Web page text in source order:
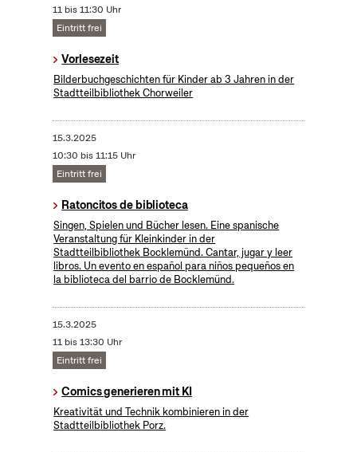
11 bis 11:30 Uhr
Eintritt frei
Vorlesezeit
Bilderbuchgeschichten für Kinder ab 3 Jahren in der
Stadtteilbibliothek Chorweiler
15.3.2025
10:30 bis 11:15 Uhr
Eintritt frei
Ratoncitos de biblioteca
Singen, Spielen und Bücher lesen. Eine spanische
Veranstaltung für Kleinkinder in der
Stadtteilbibliothek Bocklemünd. Cantar, jugar y leer
libros. Un evento en español para niños pequeños en
la biblioteca del barrio de Bocklemünd.
15.3.2025
11 bis 13:30 Uhr
Eintritt frei
Comics generieren mit KI
Kreativität und Technik kombinieren in der
Stadtteilbibliothek Porz.